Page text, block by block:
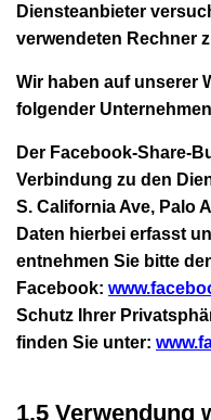
Diensteanbieter
verwendeten Rechner
Wir haben auf unserer
folgender
Der Facebook-Share-
Verbindung zu den
S. California Ave, Palo
Daten hierbei erfasst
entnehmen Sie bitte
Facebook:
Schutz Ihrer
finden Sie unter:
1.5 Verwendung